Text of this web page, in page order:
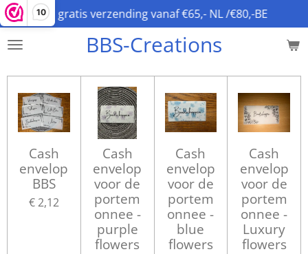
10
Ga
direct
naar
hoofdinhoud
BBS-Creations
gratis verzending vanaf €65,- NL /€80,-BE
Cash
envelop
BBS
€ 2,12
Cash
envelop
voor de
portem
onnee -
purple
flowers
Cash
envelop
voor de
portem
onnee -
blue
flowers
Cash
envelop
voor de
portem
onnee -
Luxury
flowers